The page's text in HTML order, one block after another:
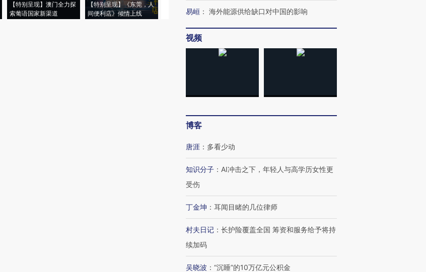
【特别呈现】澳门全力探
索葡语国家新渠道
【特别呈现】《东莞，人
间便利店》倾情上线
有意思的生活方式·第三对
易峘 ： 海外能源供给缺口对中国的影响
视频
博客
唐涯 ： 多看少动
知识分子 ： AI冲击之下，年轻人与高学历女性更
受伤
丁金坤 ： 耳闻目睹的几位律师
村夫日记 ： 长护险覆盖全国 筹资和服务给予将持
续加码
吴晓波 ： “沉睡”的10万亿元公积金